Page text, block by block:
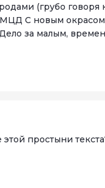
(грубо говоря
С новым
за малым,
простыни